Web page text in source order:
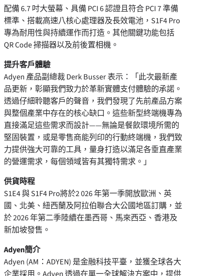
配備 6.7 吋大螢幕、具備 PCI 6 認證且符合 PCI 7 準備
標準、搭載高速八核心處理器及長效電池，S1F4 Pro
專為耐用性與持續運作而打造。其他關鍵功能包括
QR Code 掃描器以及前後置相機。
提升客戶體驗
Adyen 產品副總裁Derk Busser表示：「此次最新產
品更新，彰顯我們致力於革新實體支付體驗的承諾。
透過仔細聆聽客戶的聲音，我們發現了先前產品方案
與整個產業中存在的核心缺口。這些新型終端機專為
直接滿足這些需求而設計——無論是餐飲環境所需的
堅固裝置，或是零售商能列印的行動終端機，我們致
力提供強大可靠的工具，量身打造以滿足各垂直產業
的營運需求，每個領域皆有其獨特需求。」
供貨時程
S1E4 與 S1F4 Pro將於2 026 年第一季開放歐洲、英
國、北美、紐西蘭及阿拉伯聯合大公國地區訂購，並
於 2026 年第二季陸續在墨西哥、馬來西亞、香港及
新加坡發售。
Adyen簡介
Adyen (AM：ADYEN) 是金融科技平臺，並獲全球各大